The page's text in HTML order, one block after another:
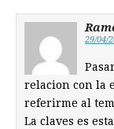
29/04/
relacion con la
referirme al
La claves es